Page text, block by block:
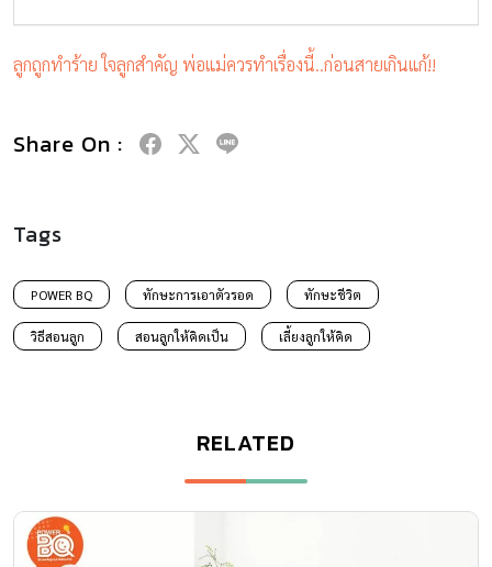
ลูกถูกทำร้าย ใจลูกสำคัญ พ่อแม่ควรทำเรื่องนี้..ก่อนสายเกินแก้!!
Share On :
Tags
POWER BQ ทักษะการเอาตัวรอด ทักษะชีวิต
วิธีสอนลูก สอนลูกให้คิดเป็น เลี้ยงลูกให้คิด
RELATED